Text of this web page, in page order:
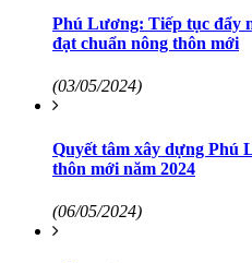
Phú Lương: Tiếp tục đẩy
đạt chuẩn nông thôn mới
(03/05/2024)
Quyết tâm xây dựng Phú
thôn mới năm 2024
(06/05/2024)